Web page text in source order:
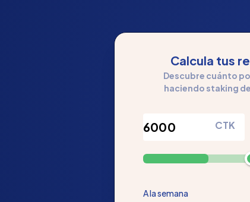
Calcula tus
Descubre cuánto
haciendo staking
CTK
A la semana